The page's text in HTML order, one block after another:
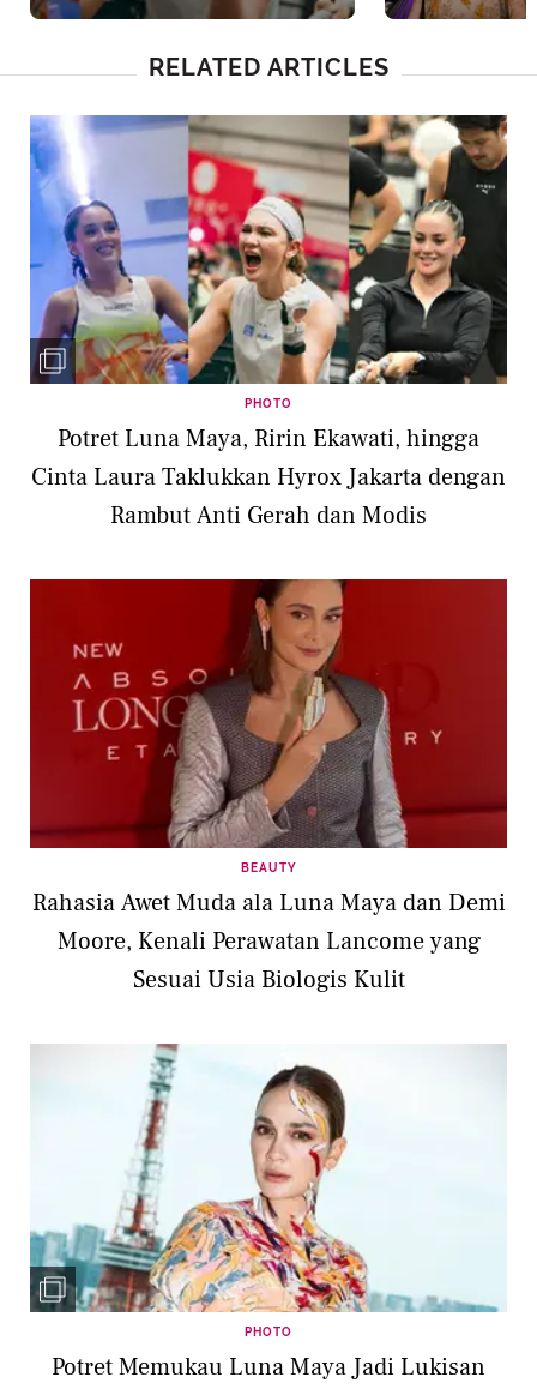
Anti Gerah dan Modis
C Sasmi, Chelsea Islan,
RELATED ARTICLES
PHOTO
Potret Luna Maya, Ririn Ekawati, hingga
Cinta Laura Taklukkan Hyrox Jakarta dengan
Rambut Anti Gerah dan Modis
BEAUTY
Rahasia Awet Muda ala Luna Maya dan Demi
Moore, Kenali Perawatan Lancome yang
Sesuai Usia Biologis Kulit
PHOTO
Potret Memukau Luna Maya Jadi Lukisan